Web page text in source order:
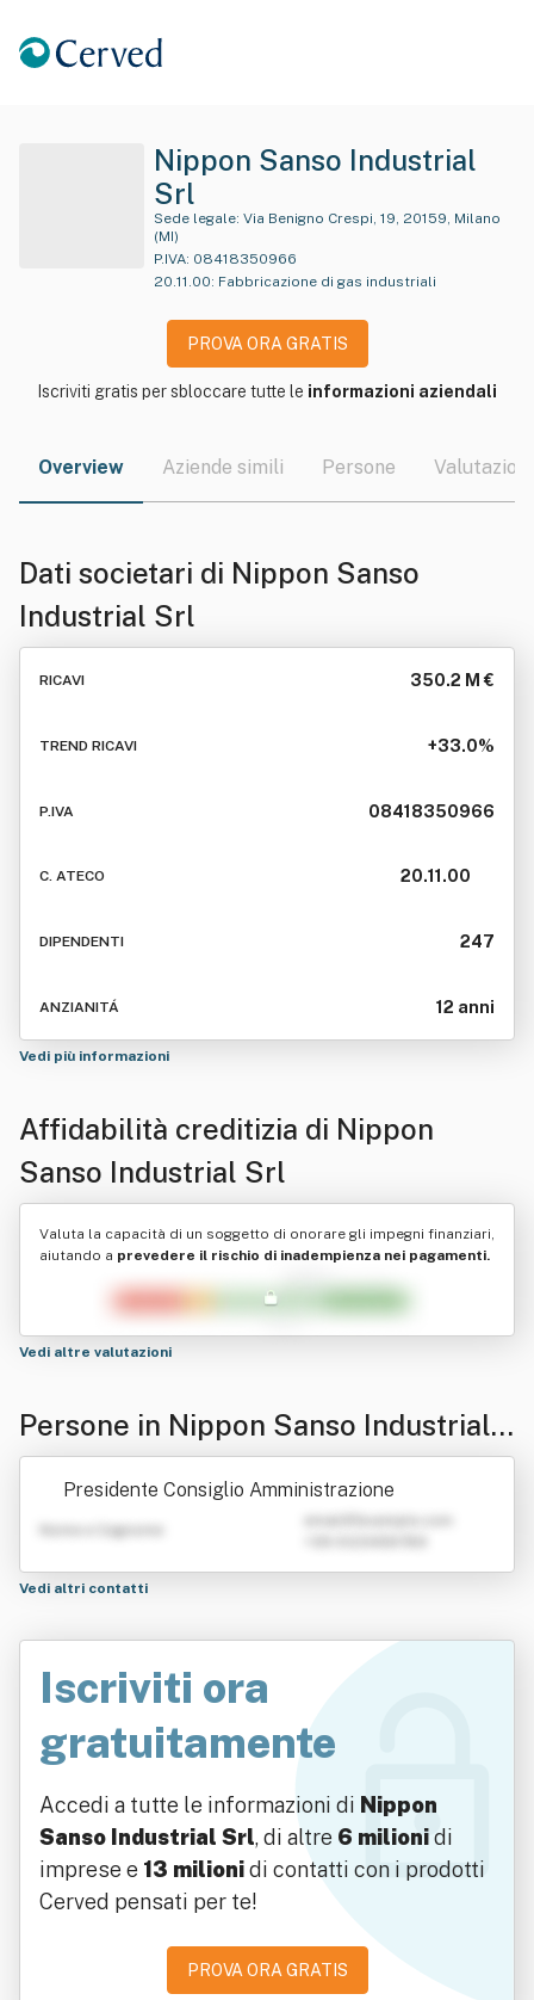
Nippon Sanso Industrial
Srl
Sede legale:
(MI)
P.IVA: 08418350966
20.11.00: Fabbricazione di gas industriali
PROVA ORA GRATIS
Iscriviti gratis per sbloccare tutte le informazioni aziendali
Overview Aziende simili Persone Valutazioni
Dati societari di Nippon Sanso
Industrial Srl
RICAVI 350.2 M €
TREND RICAVI +33.0%
P.IVA 08418350966
C. ATECO 20.11.00
DIPENDENTI 247
ANZIANITÁ 12 anni
Vedi più informazioni
Affidabilità creditizia di Nippon
Sanso Industrial Srl
Valuta la capacità di un soggetto di onorare gli impegni finanziari,
aiutando a prevedere il rischio di inadempienza nei pagamenti.
Vedi altre valutazioni
Persone in Nippon Sanso Industrial
Srl
Presidente Consiglio Amministrazione
Nome e Cognome
Vedi altri contatti
Iscriviti ora
gratuitamente
Accedi a tutte le informazioni di Nippon
Sanso Industrial Srl, di altre 6 milionidi
imprese e 13 milionidi contatti con i prodotti
Cerved pensati per te!
PROVA ORA GRATIS